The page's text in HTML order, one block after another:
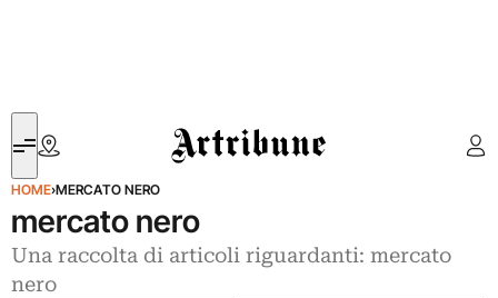
Artribune
HOME›MERCATO NERO
mercato nero
Una raccolta di articoli riguardanti: mercato
nero